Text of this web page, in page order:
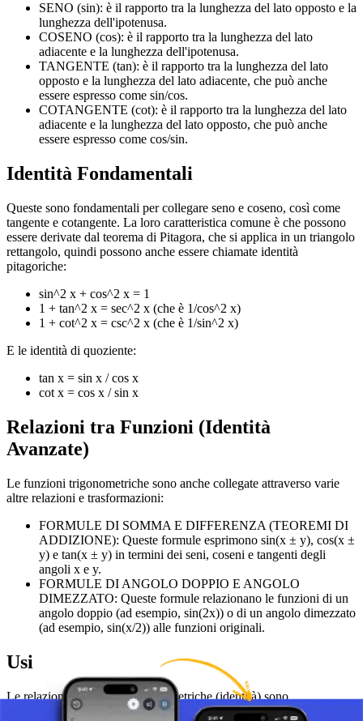
SENO (sin): è il rapporto tra la lunghezza del lato opposto e la
lunghezza dell'ipotenusa.
COSENO (cos): è il rapporto tra la lunghezza del lato
adiacente e la lunghezza dell'ipotenusa.
TANGENTE (tan): è il rapporto tra la lunghezza del lato
opposto e la lunghezza del lato adiacente, che può anche
essere espresso come sin/cos.
COTANGENTE (cot): è il rapporto tra la lunghezza del lato
adiacente e la lunghezza del lato opposto, che può anche
essere espresso come cos/sin.
Identità Fondamentali
Queste sono fondamentali per collegare seno e coseno, così come
tangente e cotangente. La loro caratteristica comune è che possono
essere derivate dal teorema di Pitagora, che si applica in un triangolo
rettangolo, quindi possono anche essere chiamate identità
pitagoriche:
sin^2 x + cos^2 x = 1
1 + tan^2 x = sec^2 x (che è 1/cos^2 x)
1 + cot^2 x = csc^2 x (che è 1/sin^2 x)
E le identità di quoziente:
tan x = sin x / cos x
cot x = cos x / sin x
Relazioni tra Funzioni (Identità
Avanzate)
Le funzioni trigonometriche sono anche collegate attraverso varie
altre relazioni e trasformazioni:
FORMULE DI SOMMA E DIFFERENZA (TEOREMI DI
ADDIZIONE): Queste formule esprimono sin(x ± y), cos(x ±
y) e tan(x ± y) in termini dei seni, coseni e tangenti degli
angoli x e y.
FORMULE DI ANGOLO DOPPIO E ANGOLO
DIMEZZATO: Queste formule relazionano le funzioni di un
angolo doppio (ad esempio, sin(2x)) o di un angolo dimezzato
(ad esempio, sin(x/2)) alle funzioni originali.
Usi
Le relazioni tra funzioni trigonometriche (identità) sono
particolarmente usate per semplificare varie espressioni matematiche